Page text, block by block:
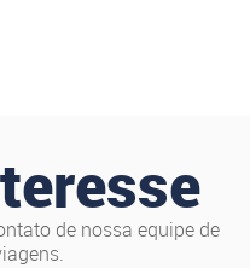
de nossa equipe de